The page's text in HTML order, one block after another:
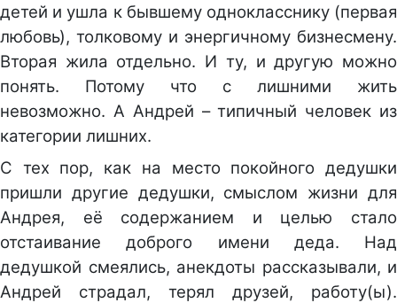
детей и ушла к бывшему однокласснику (первая
любовь), толковому и энергичному бизнесмену.
Вторая жила отдельно. И ту, и другую можно
понять. Потому что с лишними жить
невозможно. А Андрей – типичный человек из
категории лишних.
С тех пор, как на место покойного дедушки
пришли другие дедушки, смыслом жизни для
Андрея, её содержанием и целью стало
отстаивание доброго имени деда. Над
дедушкой смеялись, анекдоты рассказывали, и
Андрей страдал, терял друзей, работу(ы).